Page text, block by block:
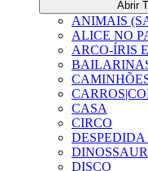
Abrir
ANIMAIS
ALICE NO
ARCO-ÍRIS
CASA
CIRCO
DESPEDIDA
DISCO